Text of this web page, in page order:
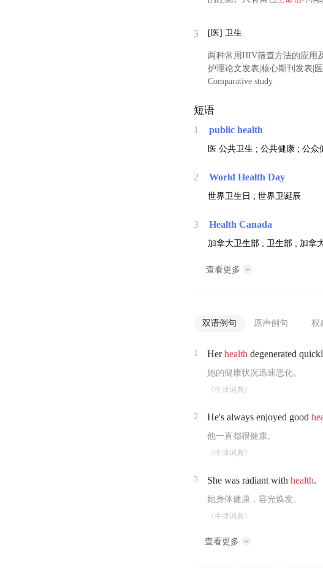
3 [医] 卫生
两种常用HIV筛查方法的应用
护理论文发表|核心期刊发表|
Comparative study
短语
1 public health
医公共卫生 ; 公共健康 ; 公众
2 World Health Day
世界卫生日 ; 世界卫诞辰
3 Health Canada
加拿大卫生部 ; 卫生部 ; 加拿
查看更多
双语例句 原声例句 权
1 Herhealth degenerated
她的健康状况迅速恶化。
《牛津词典》
2 He's always enjoyed good
他一直都很健康。
《牛津词典》
3 She was radiant withhealth.
她身体健康，容光焕发。
《牛津词典》
查看更多